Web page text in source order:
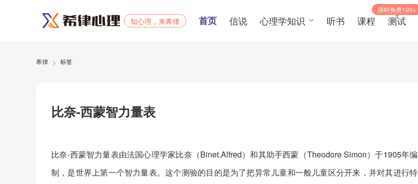
知心理，来希律 首页 信说 心理学知识 听书 课程 测试
限时免费100+
希律 > 标签
比奈-西蒙智力量表
比奈-西蒙智力量表由法国心理学家比奈（Binet.Alfred）和其助手西蒙（Theodore Simon）于1905年编
制，是世界上第一个智力量表。这个测验的目的是为了把异常儿童和一般儿童区分开来，并对其进行特